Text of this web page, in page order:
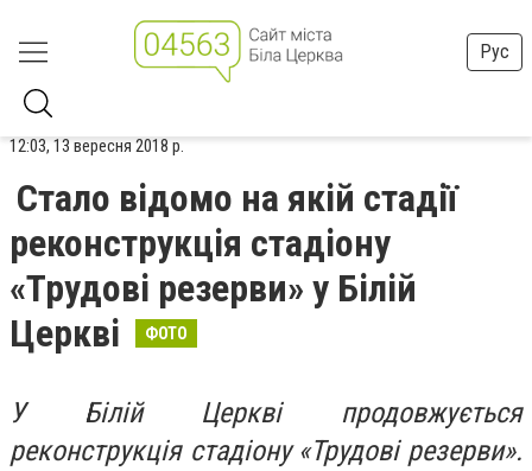
Рус
12:03, 13 вересня 2018 р.
Стало відомо на якій стадії
реконструкція стадіону
«Трудові резерви» у Білій
Церкві
ФОТО
У Білій Церкві продовжується
реконструкція стадіону «Трудові резерви».